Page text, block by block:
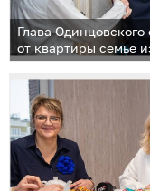
Глава
от квартиры семье